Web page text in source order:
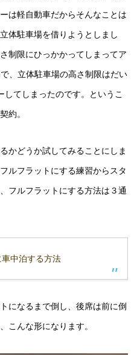
は軽自動車だからそんなことは
体駐車場を借りようとしまし
制限にひっかかってしまってア
、立体駐車場の高さ制限はだい
てしまったのです。というこ
約。
かどうか試してみることにしま
ルフラットにする練習からスタ
フルフラットにする方法は３通
中泊する方法
になるまで倒し、後席は前に倒
こんな形になります。